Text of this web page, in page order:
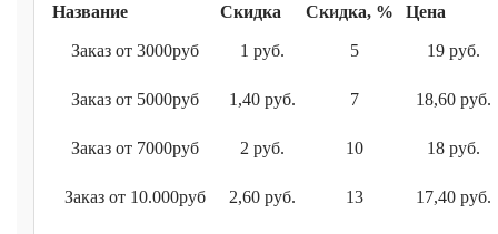
Название Скидка Скидка, % Цена
Заказ от 3000руб 1 руб. 5 19 руб.
Заказ от 5000руб 1,40 руб. 7 18,60 руб.
Заказ от 7000руб 2 руб. 10 18 руб.
Заказ от 10.000руб 2,60 руб. 13 17,40 руб.